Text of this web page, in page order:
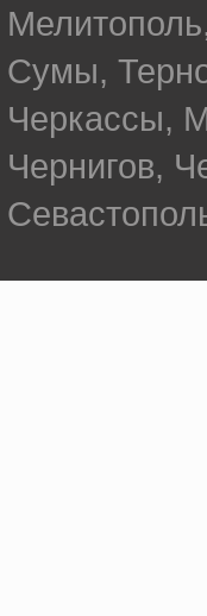
Сумы,
Черкассы,
Чернигов,